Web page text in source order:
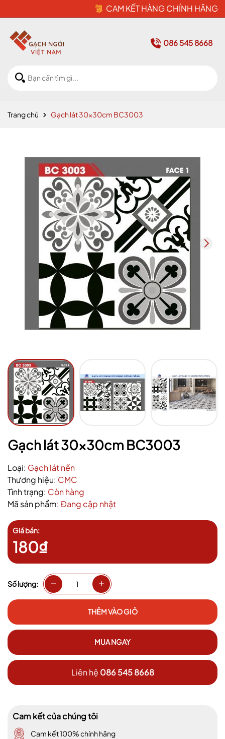
CAM KẾT HÀNG CHÍNH HÃNG
086 545 8668
Trang chủ Gạch lát 30x30cm BC3003
Gạch lát 30x30cm BC3003
Loại: Gạch lát nền
Thương hiệu: CMC
Tình trạng: Còn hàng
Mã sản phẩm: Đang cập nhật
Giá bán:
180₫
Số lượng:
THÊM VÀO GIỎ
MUA NGAY
Liên hệ 086 545 8668
Cam kết của chúng tôi
Cam kết 100% chính hãng
Mã giảm giá:
Ngày hết hạn: